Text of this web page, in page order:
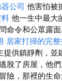
公司 他害怕被
他一生中最大
命令和公眾露
居家打掃的完
提供鎮靜劑，並
脫了房屋，他
險，那裡的生